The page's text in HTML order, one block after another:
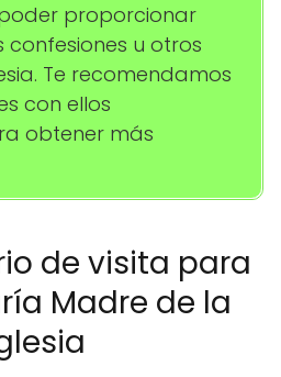
proporcionar
u otros
Te recomendamos
con ellos
obtener más
de visita para
Madre de la